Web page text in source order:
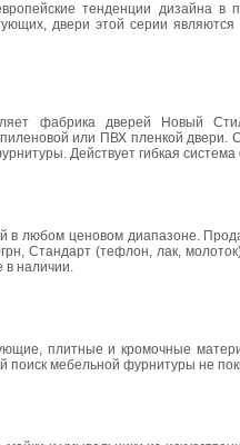
тенденции дизайна в
двери этой серии
фабрика дверей Новый
или ПВХ пленкой двери.
Действует гибкая система
в любом ценовом диапазоне.
Стандарт (тефлон, лак,
в наличии.
плитные и кромочные
мебельной фурнитуры не